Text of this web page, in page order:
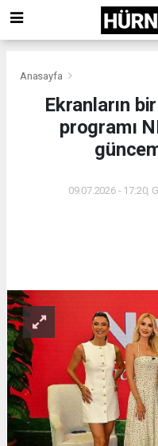
Anasayfa
Ekranların
programı
09.07.2026 - 17:20,